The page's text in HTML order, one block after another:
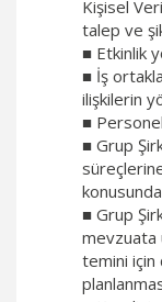
Kişisel
talep ve
■ Etkinlik
■ İş
ilişkilerin
■
■ Grup
■ Grup
mevzuata
temini için